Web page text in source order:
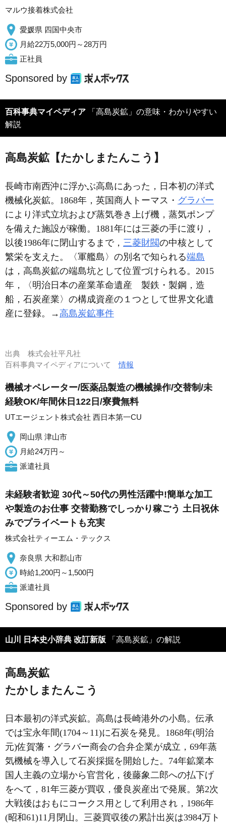
マルウ接着株式会社
愛媛県 四国中央市
月給22万5,000円～28万円
正社員
Sponsored by
百科事典マイペディア 「高島炭鉱」の意味・わかりやすい
解説
高島炭鉱【たかしまたんこう】
長崎市南西沖に浮かぶ高島にあった，日本初の洋式
機械化炭鉱。1868年，英国商人トーマス・ グラバー
により洋式立坑および蒸気巻き上げ機，蒸気ポンプ
を備えた施設が稼働。1881年には三菱の手に渡り，
以後1986年に閉山するまで， 三菱財閥の中核として
繁栄を支えた。〈軍艦島〉の別名で知られる端島
は，高島炭鉱の端島坑として位置づけられる。2015
年，〈明治日本の産業革命遺産 製鉄・製鋼，造
船，石炭産業〉の構成資産の１つとして世界文化遺
産に登録。→ 高島炭鉱事件
出典 株式会社平凡社
百科事典マイペディアについて情報
機械オペレーター/医薬品製造の機械操作/交替制/未
経験OK/年間休日122日/寮費無料
UTエージェント株式会社 西日本第一CU
岡山県 津山市
月給24万円～
派遣社員
未経験者歓迎 30代～50代の男性活躍中!簡単な加工
や製造のお仕事 交替勤務でしっかり稼ごう 土日祝休
みでプライベートも充実
株式会社ティーエム・テックス
奈良県 大和郡山市
時給1,200円～1,500円
派遣社員
Sponsored by
山川 日本史小辞典 改訂新版 「高島炭鉱」の解説
高島炭鉱
たかしまたんこう
日本最初の洋式炭鉱。高島は長崎港外の小島。伝承
では宝永年間(1704～11)に石炭を発見。1868年(明治
元)佐賀藩・グラバー商会の合弁企業が成立，69年蒸
気機械を導入して石炭採掘を開始した。74年鉱業本
国人主義の立場から官営化，後藤象二郎への払下げ
をへて，81年三菱が買収，優良炭産出で発展。第2次
大戦後はおもにコークス用として利用され，1986年
(昭和61)11月閉山。三菱買収後の累計出炭は3984万ト